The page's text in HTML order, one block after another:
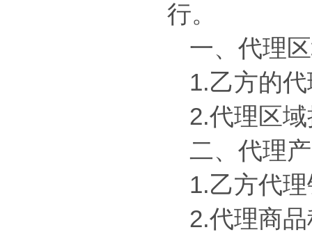
行。
一、代理
1.乙方的
2.代理区
二、代理
1.乙方代
2.代理商